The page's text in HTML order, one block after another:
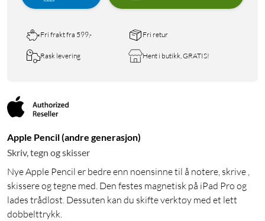
Fri frakt fra 599,- Fri retur
Rask levering Hent i butikk, GRATIS!
Apple Pencil (andre generasjon)
Skriv, tegn og skisser
Nye Apple Pencil er bedre enn noensinne til å notere, skrive ,
skissere og tegne med. Den festes magnetisk på iPad Pro og
lades trådløst. Dessuten kan du skifte verktøy med et lett
dobbelttrykk.